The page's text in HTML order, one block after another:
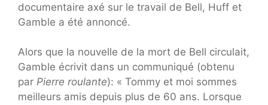
documentaire axé sur le travail de Bell, Huff et
Gamble a été annoncé.
Alors que la nouvelle de la mort de Bell circulait,
Gamble écrivit dans un communiqué (obtenu
par Pierre roulante): « Tommy et moi sommes
meilleurs amis depuis plus de 60 ans. Lorsque